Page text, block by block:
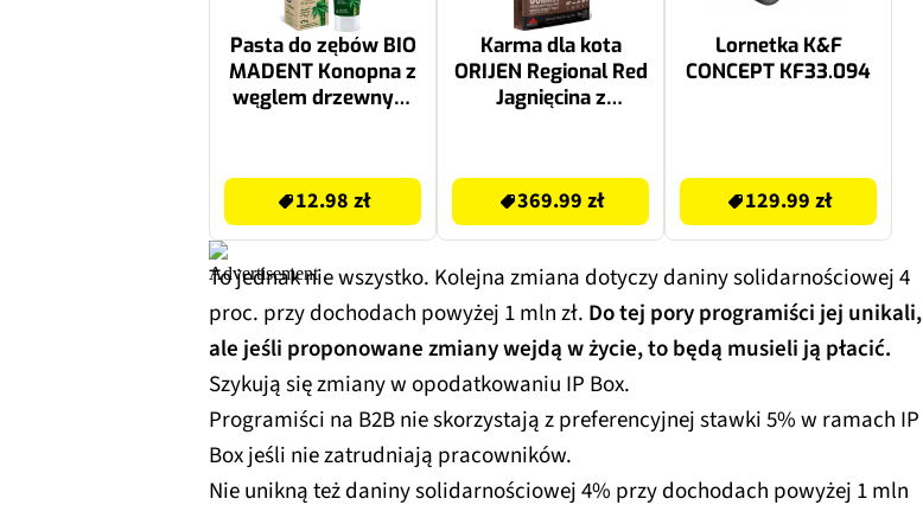
Pasta do zębów BIO
MADENT Konopna z
węglem drzewnym
12.98 zł
Karma dla kota
ORIJEN Regional Red
Jagnięcina z
369.99 zł
Lornetka K&F
CONCEPT KF33.094
129.99 zł
To jednak nie wszystko. Kolejna zmiana dotyczy daniny solidarnościowej 4
proc. przy dochodach powyżej 1 mln zł. Do tej pory programiści jej unikali,
ale jeśli proponowane zmiany wejdą w życie, to będą musieli ją płacić.
Szykują się zmiany w opodatkowaniu IP Box.
Programiści na B2B nie skorzystają z preferencyjnej stawki 5% w ramach IP
Box jeśli nie zatrudniają pracowników.
Nie unikną też daniny solidarnościowej 4% przy dochodach powyżej 1 mln